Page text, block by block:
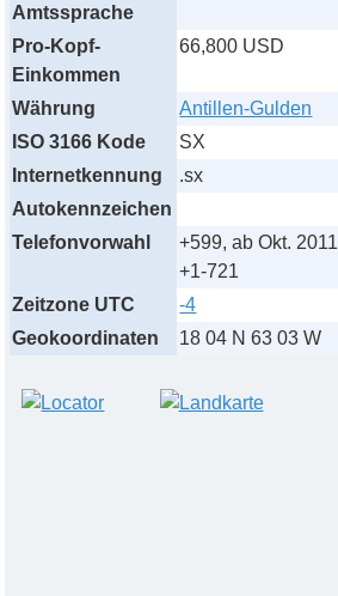
Amtssprache
Pro-Kopf-
Einkommen
66,800 USD
Währung
Antillen-Gulden
ISO 3166 Kode
SX
Internetkennung
.sx
Autokennzeichen
Telefonvorwahl
+599, ab Okt. 2011
+1-721
Zeitzone UTC
-4
Geokoordinaten
18 04 N 63 03 W